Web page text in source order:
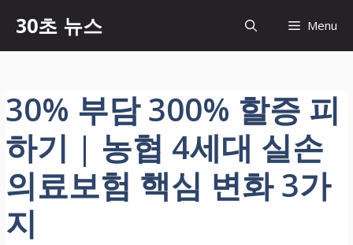
츠
너
뛰
기
30초 뉴스 Menu
30% 부담 300% 할증 피
하기 | 농협 4세대 실손
의료보험 핵심 변화 3가
지